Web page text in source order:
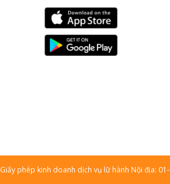
Giấy phép kinh doanh dịch vụ lữ hành Nội địa: